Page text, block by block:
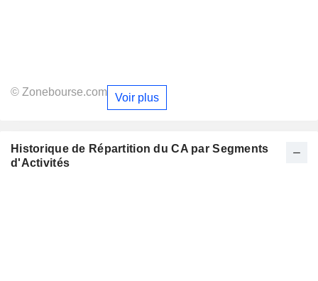
© Zonebourse.com Voir plus
Historique de Répartition du CA par Segments
d'Activités